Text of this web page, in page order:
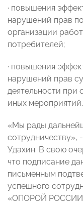
· повышения
нарушений прав
организации
потребителей;
· повышения
нарушений прав
деятельности при
иных мероприятий.
«Мы рады
сотрудничеству»,
Удахин. В свою
что подписание
письменным
успешного
«ОПОРОЙ